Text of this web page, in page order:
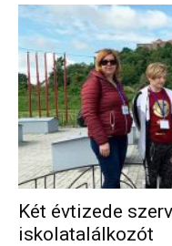
Két évtizede
iskolatalálkozót